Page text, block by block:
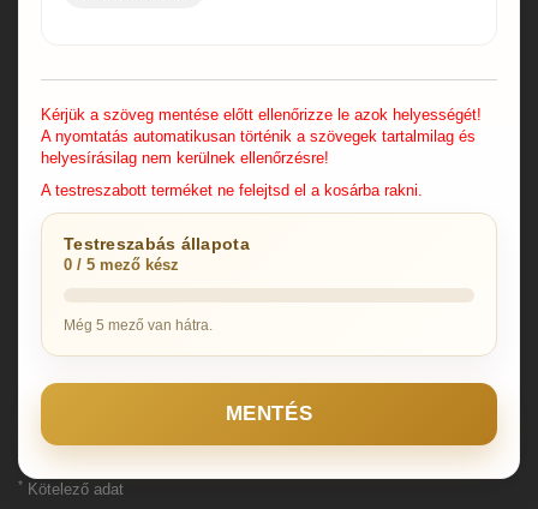
Kérjük a szöveg mentése előtt ellenőrizze le azok helyességét!
A nyomtatás automatikusan történik a szövegek tartalmilag és
helyesírásilag nem kerülnek ellenőrzésre!
A testreszabott terméket ne felejtsd el a kosárba rakni.
Testreszabás állapota
0 / 5 mező kész
Még 5 mező van hátra.
MENTÉS
* Kötelező adat